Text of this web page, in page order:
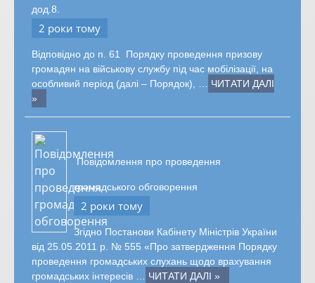
дод.8.
2 роки тому
Відповідно до п. 61 Порядку проведення призову
громадян на військову службу під час мобілізації, на
особливий період (далі – Порядок), … ЧИТАТИ ДАЛІ
»
Повідомлення про проведення
громадського обговорення
2 роки тому
Згідно Постанови Кабінету Міністрів України
від 25.05.2011 р. № 555 «Про затвердження Порядку
проведення громадських слухань щодо врахування
громадських інтересів … ЧИТАТИ ДАЛІ »